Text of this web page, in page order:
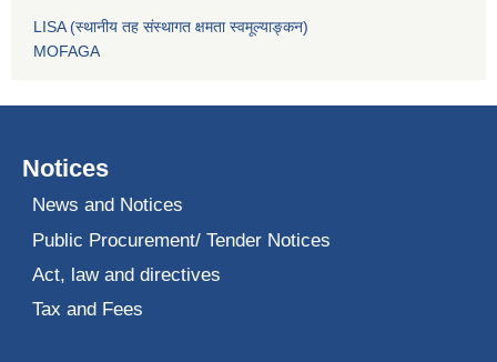
LISA (स्थानीय तह संस्थागत क्षमता स्वमूल्याङ्कन)
MOFAGA
Notices
News and Notices
Public Procurement/ Tender Notices
Act, law and directives
Tax and Fees